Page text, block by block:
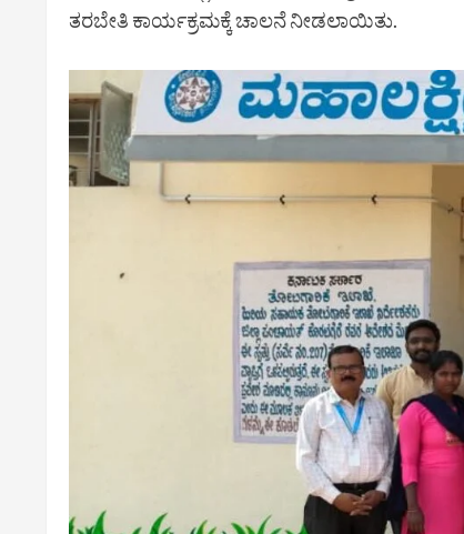
ತರಬೇತಿ ಕಾರ್ಯಕ್ರಮಕ್ಕೆ ಚಾಲನೆ ನೀಡಲಾಯಿತು.